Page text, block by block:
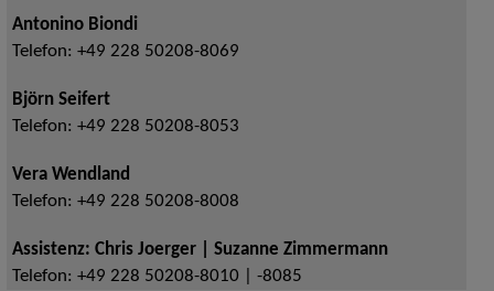
Antonino Biondi
Telefon: +49 228 50208-8069
Björn Seifert
Telefon: +49 228 50208-8053
Vera Wendland
Telefon: +49 228 50208-8008
Assistenz: Chris Joerger | Suzanne Zimmermann
Telefon: +49 228 50208-8010 | -8085